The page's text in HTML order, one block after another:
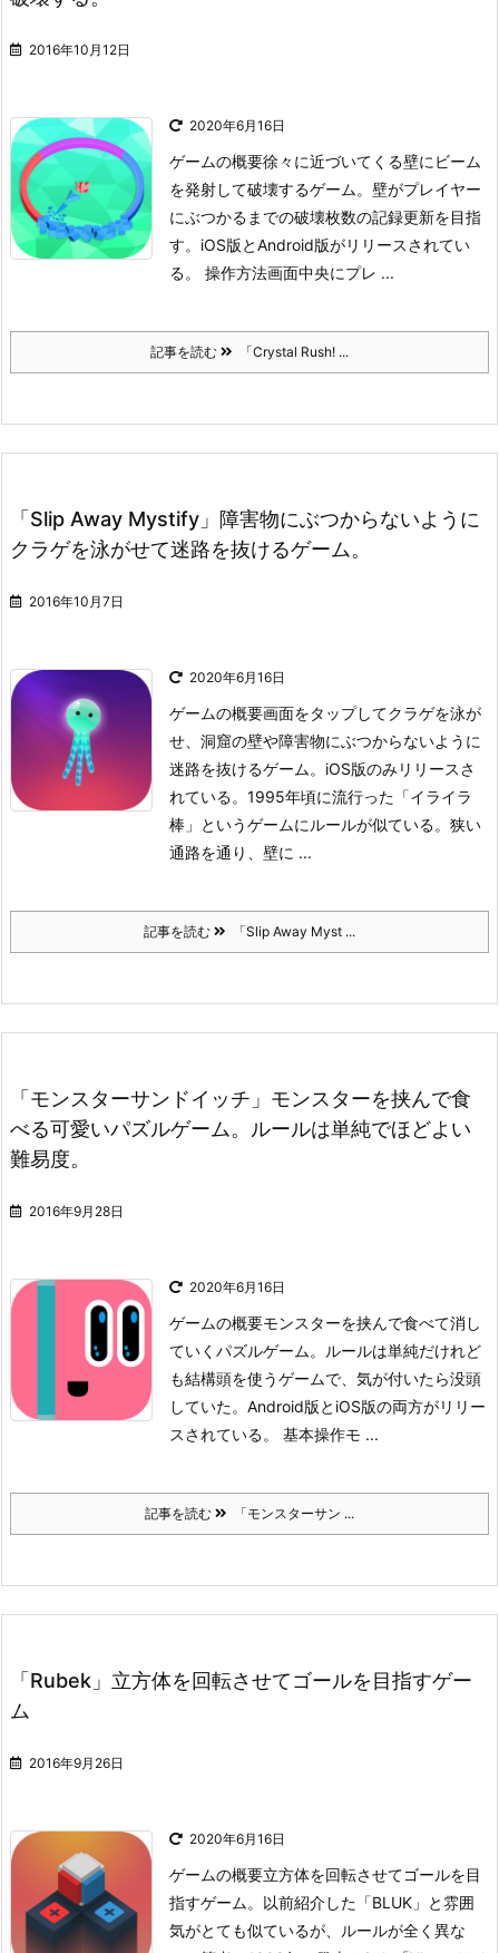
2016年10月12日
2020年6月16日
ゲームの概要徐々に近づいてくる壁にビーム
を発射して破壊するゲーム。壁がプレイヤー
にぶつかるまでの破壊枚数の記録更新を目指
す。iOS版とAndroid版がリリースされてい
る。
操作方法画面中央にプレ ...
記事を読む 「Crystal Rush! ...
「Slip Away Mystify」障害物にぶつからないように
クラゲを泳がせて迷路を抜けるゲーム。
2016年10月7日
2020年6月16日
ゲームの概要画面をタップしてクラゲを泳が
せ、洞窟の壁や障害物にぶつからないように
迷路を抜けるゲーム。iOS版のみリリースさ
れている。 1995年頃に流行った「イライラ
棒」というゲームにルールが似ている。狭い
通路を通り、壁に ...
記事を読む 「Slip Away Myst ...
「モンスターサンドイッチ」モンスターを挟んで食
べる可愛いパズルゲーム。ルールは単純でほどよい
難易度。
2016年9月28日
2020年6月16日
ゲームの概要モンスターを挟んで食べて消し
ていくパズルゲーム。ルールは単純だけれど
も結構頭を使うゲームで、気が付いたら没頭
していた。Android版とiOS版の両方がリリー
スされている。
基本操作モ ...
記事を読む 「モンスターサン ...
「Rubek」立方体を回転させてゴールを目指すゲー
ム
2016年9月26日
2020年6月16日
ゲームの概要立方体を回転させてゴールを目
指すゲーム。以前紹介した「BLUK」と雰囲
気がとても似ているが、ルールが全く異な